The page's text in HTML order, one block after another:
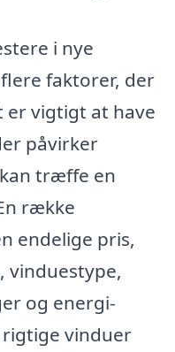
i nye
faktorer, der
er vigtigt at have
påvirker
træffe en
række
endelige pris,
vinduestype,
og energi-
vinduer